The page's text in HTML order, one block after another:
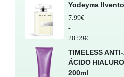
Yodeyma Ilvento
7.99€
-
28.99€
TIMELESS
ÁCIDO
200ml